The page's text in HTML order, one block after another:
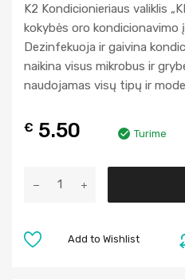
K2 Kondicionieriaus valiklis
kokybės oro kondicionavimo
Dezinfekuoja ir gaivina
naikina visus mikrobus ir
naudojamas visų tipų ir
€ 5.50 Turime
Add to Wishlist